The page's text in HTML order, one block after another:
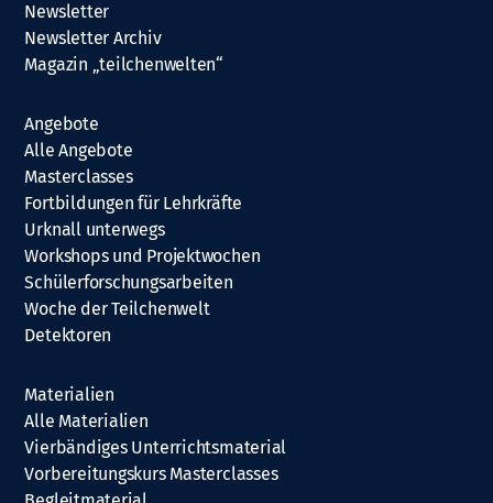
Newsletter
Newsletter Archiv
Magazin „teilchenwelten“
Angebote
Alle Angebote
Masterclasses
Fortbildungen für Lehrkräfte
Urknall unterwegs
Workshops und Projektwochen
Schülerforschungsarbeiten
Woche der Teilchenwelt
Detektoren
Materialien
Alle Materialien
Vierbändiges Unterrichtsmaterial
Vorbereitungskurs Masterclasses